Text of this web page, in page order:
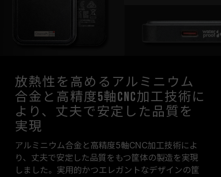
放熱性を高めるアルミニウム
合金と高精度5軸CNC加工技術に
より、丈夫で安定した品質を
実現
アルミニウム合金と高精度5軸CNC加工技術によ
り、丈夫で安定した品質をもつ筐体の製造を実現
しました。実用的かつエレガントなデザインの筐